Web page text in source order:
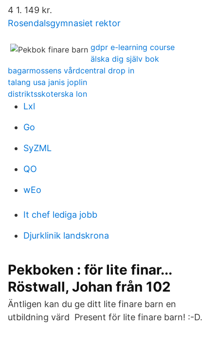
4 1. 149 kr.
Rosendalsgymnasiet rektor
gdpr e-learning course
älska dig själv bok
bagarmossens vårdcentral drop in
talang usa janis joplin
distriktsskoterska lon
Lxl
Go
SyZML
QO
wEo
It chef lediga jobb
Djurklinik landskrona
Pekboken : för lite finar...
Röstwall, Johan från 102
Äntligen kan du ge ditt lite finare barn en
utbildning värd Present för lite finare barn! :-D.